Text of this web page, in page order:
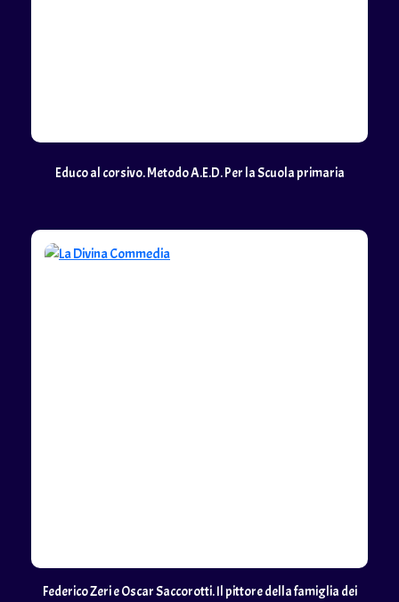
Educo al corsivo. Metodo A.E.D. Per la Scuola primaria
Federico Zeri e Oscar Saccorotti. Il pittore della famiglia dei